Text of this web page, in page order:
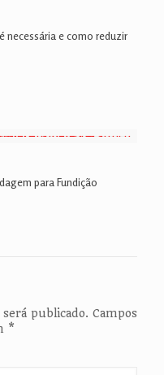
necessária e como reduzir
para Fundição
publicado. Campos
*